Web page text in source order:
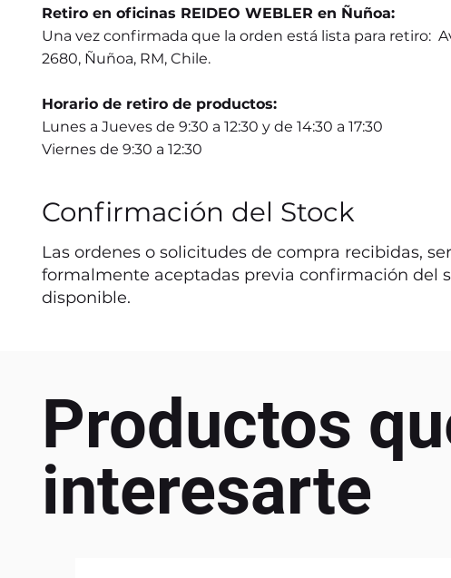
Retiro en oficinas REIDEO WEBLER en Ñuñoa:
Una vez confirmada que la orden está lista para retiro:
2680, Ñuñoa, RM, Chile.
Horario de retiro de productos:
Lunes a Jueves de 9:30 a 12:30 y de 14:30 a 17:30
Viernes de 9:30 a 12:30
Confirmación del Stock
Las ordenes o solicitudes de compra recibidas,
formalmente aceptadas previa confirmación del
disponible.
Productos
interesarte